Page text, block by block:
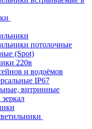
потолочные
(Spot)
220в
и водоёмов
IP67
витринные